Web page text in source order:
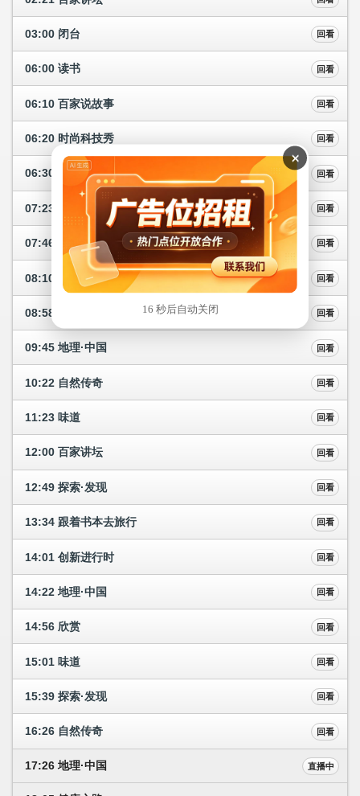
03:00 闭台 回看
06:00 读书 回看
06:10 百家说故事 回看
06:20 时尚科技秀 回看
06:30 自然传奇 回看
07:23 人物·故事 回看
07:46 跟着书本去旅行 回看
08:10 探索·发现 回看
08:58 健康之路 回看
09:45 地理·中国 回看
10:22 自然传奇 回看
11:23 味道 回看
12:00 百家讲坛 回看
12:49 探索·发现 回看
13:34 跟着书本去旅行 回看
14:01 创新进行时 回看
14:22 地理·中国 回看
14:56 欣赏 回看
15:01 味道 回看
15:39 探索·发现 回看
16:26 自然传奇 回看
17:26 地理·中国 直播中
×
16 秒后自动关闭